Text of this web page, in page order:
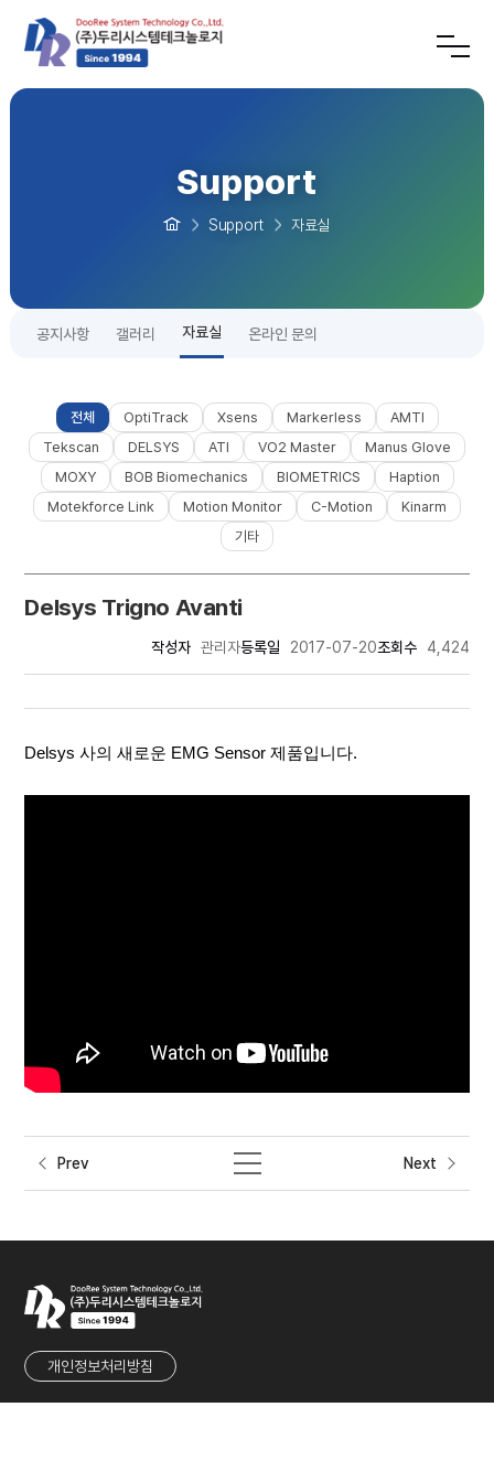
Support
Support 자료실
공지사항 갤러리 자료실 온라인 문의
전체 OptiTrack Xsens Markerless
AMTI
Tekscan
DELSYS ATI VO2 Master
Manus Glove
MOXY
BOB Biomechanics BIOMETRICS
Haption
Motekforce Link
Motion Monitor C-Motion
Kinarm
기타
Delsys Trigno Avanti
작성자 관리자등록일 2017-07-20조회수 4,424
Delsys 사의 새로운 EMG Sensor 제품입니다.
Prev Next
개인정보처리방침